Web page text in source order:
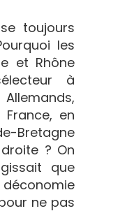
toujours
les
et Rhône
à
France, en
Bretagne
? On
que
ne pas